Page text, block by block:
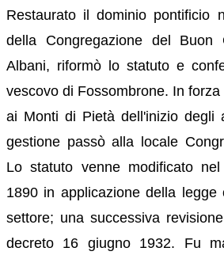
Restaurato il dominio pontificio
della Congregazione del Buon
Albani, riformò lo statuto e
vescovo di Fossombrone. In
ai Monti di Pietà dell'inizio degli
gestione passò alla locale
Lo statuto venne modificato
1890 in applicazione della legge
settore; una successiva
decreto 16 giugno 1932. Fu